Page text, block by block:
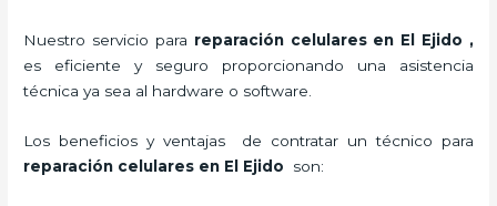
Nuestro servicio para reparación celulares en El Ejido ,
es eficiente y seguro proporcionando una asistencia
técnica ya sea al hardware o software.
Los beneficios y ventajas de contratar un técnico para
reparación celulares en El Ejido son: